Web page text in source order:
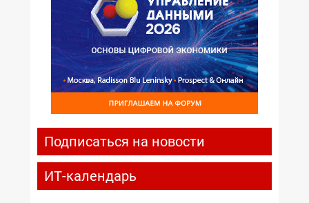
Подписаться на новости
ИТ-календарь